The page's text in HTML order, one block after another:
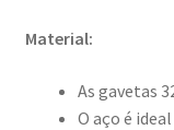
Material:
As gavetas
O aço é